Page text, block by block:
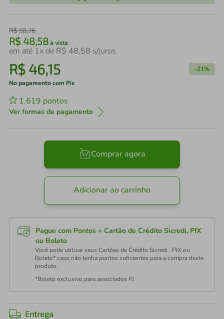
R$58,76
R$ 48,58 à vista
em até 1x de R$ 48,58 s/juros
R$ 46,15 -21%
No pagamento com Pix
1.619 pontos
Ver formas de pagamento
Comprar agora
Adicionar ao carrinho
Pague com Pontos + Cartão de Crédito Sicredi, PIX
ou Boleto
Você pode utilizar seus Cartões de Crédito Sicredi , PIX ou
Boleto* caso não tenha pontos suficientes para a compra deste
produto.
*Boleto exclusivo para associados PJ
Entrega